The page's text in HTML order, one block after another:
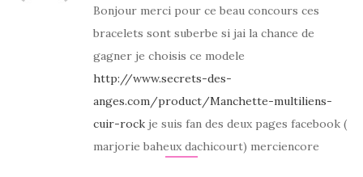
Bonjour merci pour ce beau concours ces
bracelets sont suberbe si jai la chance de
gagner je choisis ce modele
http://www.secrets-des-
anges.com/product/Manchette-multiliens-
cuir-rock je suis fan des deux pages facebook (
marjorie baheux dachicourt) merciencore